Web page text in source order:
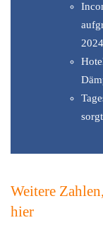
2024
Weitere
hier